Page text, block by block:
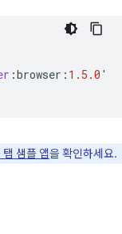
:browser : 1.5.0 '
샘플 앱을 확인하세요.